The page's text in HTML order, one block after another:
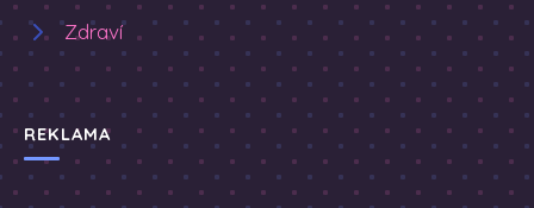
Zdraví
REKLAMA